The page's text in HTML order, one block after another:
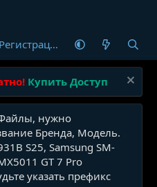
Регистрация
Купить Доступ
Файлы, нужно
Бренда, Модель.
S25, Samsung SM-
GT 7 Pro
указать префикс